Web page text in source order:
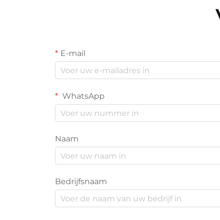
E-mail
WhatsApp
Naam
Bedrijfsnaam